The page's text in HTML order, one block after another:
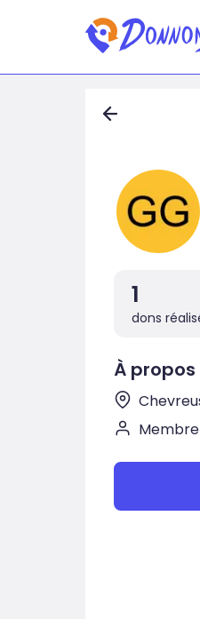
1
dons
À propos